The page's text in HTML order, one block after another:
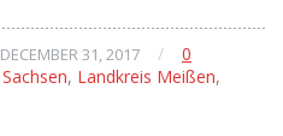
DECEMBER 31, 2017 /
0
Sachsen, Landkreis Meißen,